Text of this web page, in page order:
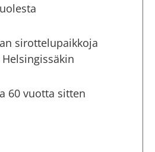
sirottelupaikkoja
60 vuotta sitten